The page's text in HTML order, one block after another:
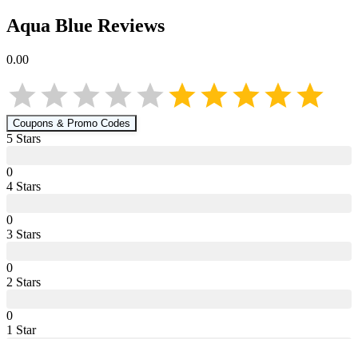
Aqua Blue Reviews
0.00
Coupons & Promo Codes
5 Stars
0
4 Stars
0
3 Stars
0
2 Stars
0
1 Star